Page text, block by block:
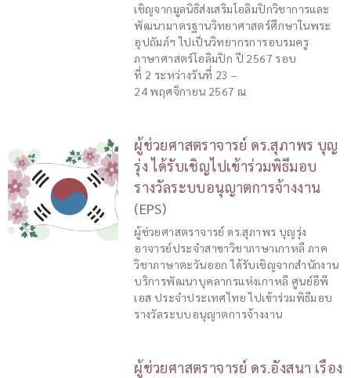
เชิญจากมูลนิธิส่งเสริมโอลิมปิกวิชาการและ
พัฒนามาตรฐานวิทยาศาสตร์ศึกษาในพระ
อุปถัมภ์ฯ ไปเป็นวิทยากรการอบรมครู
ภาษาศาสตร์โอลิมปิก ปี 2567 รอบ
ที่ 2 ระหว่างวันที่ 23 –
24 พฤศจิกายน 2567 ณ
ผู้ช่วยศาสตราจารย์ ดร.สุภาพร บุญ
รุ่ง ได้รับเชิญไปเข้าร่วมพิธีมอบ
รางวัลระบบอนุญาตการจ้างงาน
(EPS)
ผู้ช่วยศาสตราจารย์ ดร.สุภาพร บุญรุ่ง
อาจารย์ประจำสาขาวิชาภาษาเกาหลี ภาค
วิชาภาษาตะวันออก ได้รับเชิญจากสำนักงาน
บริการพัฒนาบุคลากรแห่งเกาหลี ศูนย์อีพี
เอส ประจำประเทศไทย ไปเข้าร่วมพิธีมอบ
รางวัลระบบอนุญาตการจ้างงาน
ผู้ช่วยศาสตราจารย์ ดร.อังสนา เรือง